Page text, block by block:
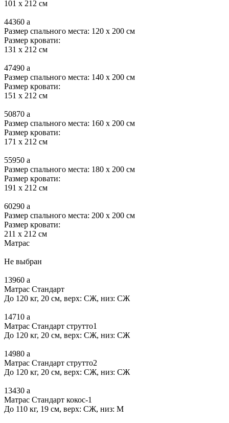
101 x 212 см
44360 a
Размер спального места: 120 x 200 см
Размер кровати:
131 x 212 см
47490 a
Размер спального места: 140 x 200 см
Размер кровати:
151 x 212 см
50870 a
Размер спального места: 160 x 200 см
Размер кровати:
171 x 212 см
55950 a
Размер спального места: 180 x 200 см
Размер кровати:
191 x 212 см
60290 a
Размер спального места: 200 x 200 см
Размер кровати:
211 x 212 см
Матрас
Не выбран
13960 a
Матрас Стандарт
До 120 кг, 20 см, верх: СЖ, низ: СЖ
14710 a
Матрас Стандарт струтто1
До 120 кг, 20 см, верх: СЖ, низ: СЖ
14980 a
Матрас Стандарт струтто2
До 120 кг, 20 см, верх: СЖ, низ: СЖ
13430 a
Матрас Стандарт кокос-1
До 110 кг, 19 см, верх: СЖ, низ: М